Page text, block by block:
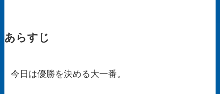
あらすじ
今日は優勝を決める大一番。